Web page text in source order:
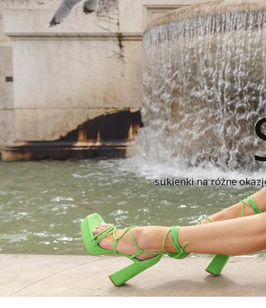
sukienki na różne